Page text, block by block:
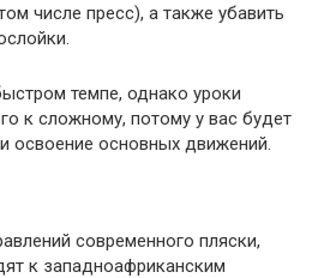
числе пресс), а также убавить
темпе, однако уроки
к сложному, потому у вас будет
освоение основных движений.
современного пляски,
к западноафриканским